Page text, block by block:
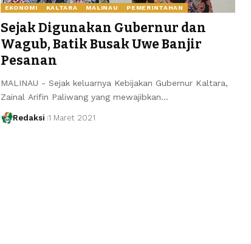
EKONOMI KALTARA MALINAU PEMERINTAHAN
Sejak Digunakan Gubernur dan
Wagub, Batik Busak Uwe Banjir
Pesanan
MALINAU - Sejak keluarnya Kebijakan Gubernur Kaltara,
Zainal Arifin Paliwang yang mewajibkan…
Redaksi 1 Maret 2021